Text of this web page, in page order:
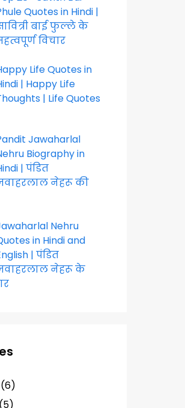
Quotes in Hindi |
बाई फुल्ले के
विचार
Life Quotes in
| Happy Life
| Life Quotes
Jawaharlal
Biography in
| पंडित
नेहरू की
Nehru
in Hindi and
| पंडित
नेहरू के
(6)
(5)